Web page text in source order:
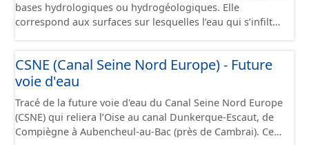
bases hydrologiques ou hydrogéologiques. Elle
correspond aux surfaces sur lesquelles l’eau qui s’infiltre
correspond : - pour un ouvrage de prélèvement destiné
à l'eau potable en eau superficielle : au sous-bassin
éventuellement complété par la surface concernée par
l'apport d'eau souterraine externe à ce bassin versant
(ex: nappe de socle ou nappe d'accompagnement des
CSNE (Canal Seine Nord Europe) - Future
voie d'eau
Tracé de la future voie d'eau du Canal Seine Nord Europe
(CSNE) qui reliera l’Oise au canal Dunkerque-Escaut, de
Compiègne à Aubencheul-au-Bac (près de Cambrai). Ce